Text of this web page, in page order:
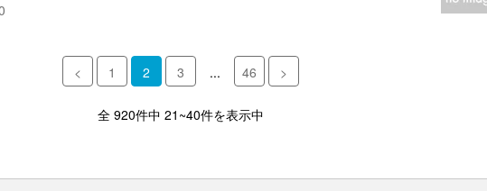
< 1 2 3 ... 46 >
全 920件中 21~40件を表示中